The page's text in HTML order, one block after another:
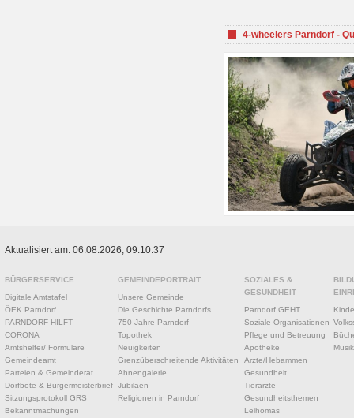
4-wheelers Parndorf -
Aktualisiert am: 06.08.2026; 09:10:37
BÜRGERSERVICE
Digitale Amtstafel
ÖEK Parndorf
PARNDORF HILFT
CORONA
Amtshelfer/ Formulare
Gemeindeamt
Parteien & Gemeinderat
Dorfbote & Bürgermeisterbrief
Sitzungsprotokoll GRS
Bekanntmachungen
GEMEINDEPORTRAIT
Unsere Gemeinde
Die Geschichte Parndorfs
750 Jahre Parndorf
Topothek
Neuigkeiten
Grenzüberschreitende Aktivitäten
Ahnengalerie
Jubiläen
Religionen in Parndorf
SOZIALES &
GESUNDHEIT
Parndorf GEHT
Soziale Organisationen
Pflege und Betreuung
Apotheke
Ärzte/Hebammen
Gesundheit
Tierärzte
Gesundheitsthemen
Leihomas